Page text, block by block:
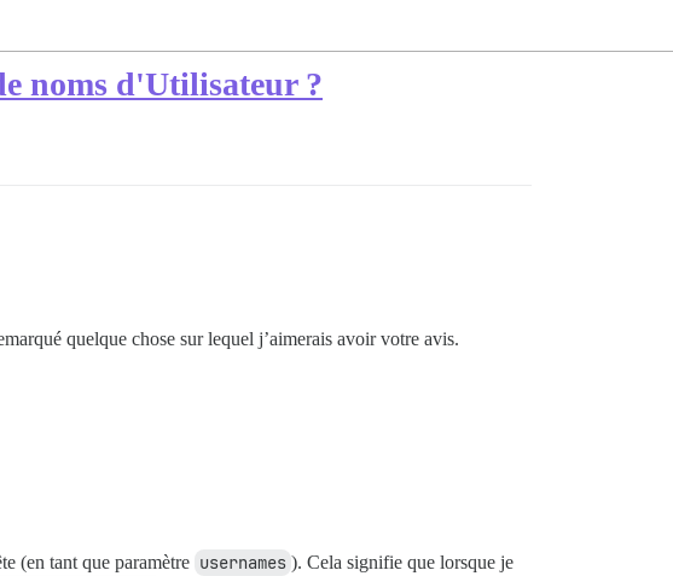
noms d'Utilisateur ?
quelque chose sur lequel j’aimerais avoir votre avis.
(en tant que paramètre usernames ). Cela signifie que lorsque je